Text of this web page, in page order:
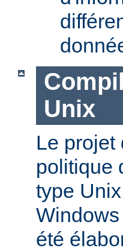
Unix
Le projet
politique
type
été